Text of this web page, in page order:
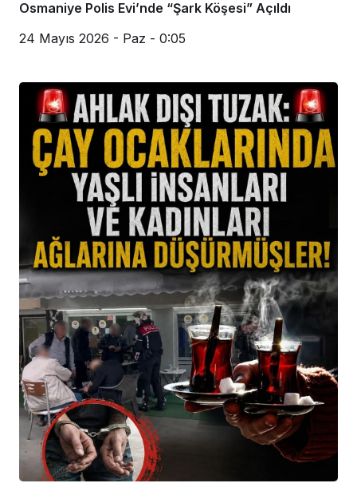
Osmaniye Polis Evi’nde “Şark Köşesi” Açıldı
24 Mayıs 2026 - Paz - 0:05